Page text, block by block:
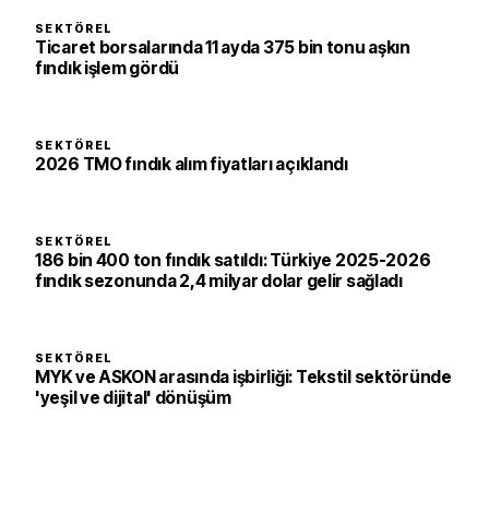
SEKTÖREL
Ticaret borsalarında 11 ayda 375 bin tonu aşkın
fındık işlem gördü
SEKTÖREL
2026 TMO fındık alım fiyatları açıklandı
SEKTÖREL
186 bin 400 ton fındık satıldı: Türkiye 2025-2026
fındık sezonunda 2,4 milyar dolar gelir sağladı
SEKTÖREL
MYK ve ASKON arasında işbirliği: Tekstil sektöründe
'yeşil ve dijital' dönüşüm